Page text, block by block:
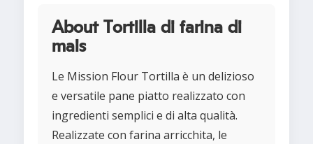
About Tortilla di farina di
mais
Le Mission Flour Tortilla è un delizioso
e versatile pane piatto realizzato con
ingredienti semplici e di alta qualità.
Realizzate con farina arricchita, le